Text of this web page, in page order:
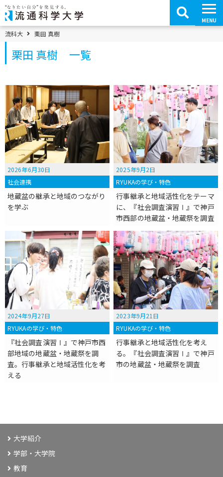
コ
ン
テ
ン
ツ
へ
移
MENU
パンくずメニュー
流科大 栗田 真樹
栗田 真樹 一覧
2026年6月30日
社会連携
地蔵盆の継承と地域のつながり
を学ぶ
2025年9月2日
RYUKAの学び・特色
行事継承と地域活性化をテーマ
に、『社会調査演習Ⅰ』で神戸
市西部の地蔵盆・地蔵祭を調査
2024年9月27日
RYUKAの学び・特色
『社会調査演習Ⅰ』で神戸市西
部地域の地蔵盆・地蔵祭を調
査。行事継承と地域活性化を考
える
2023年9月21日
RYUKAの学び・特色
行事継承と地域活性化を考え
る。『社会調査演習Ⅰ』で神戸
市の地蔵盆・地蔵祭を調査
大学紹介
学部・大学院
教育